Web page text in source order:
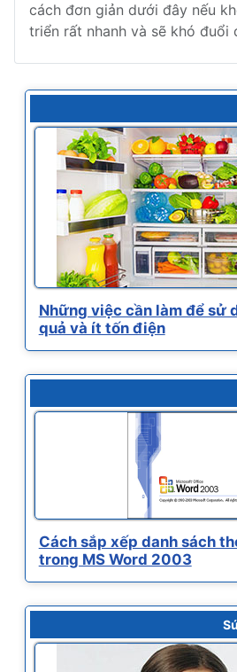
cách đơn giản dưới đây nếu
triển rất nhanh và sẽ khó đuổi
Những việc cần làm để sử
quả và ít tốn điện
Cách sắp xếp danh sách
trong MS Word 2003